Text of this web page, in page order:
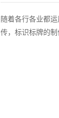
随着各行各业都
传，标识标牌的制